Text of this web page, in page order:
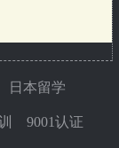
日本留学
9001认证